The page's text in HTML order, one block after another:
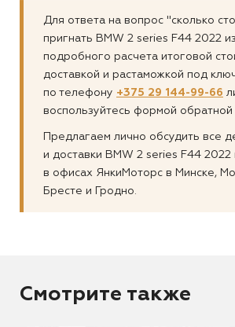
Для ответа на вопрос "сколько
пригнать BMW 2 series F44 2022
подробного расчета итоговой
доставкой и растаможкой под
по телефону +375 29 144-99-66
воспользуйтесь формой обратной
Предлагаем лично обсудить все
и доставки BMW 2 series F44
в офисах ЯнкиМоторс в Минске,
Бресте и Гродно.
Смотрите также